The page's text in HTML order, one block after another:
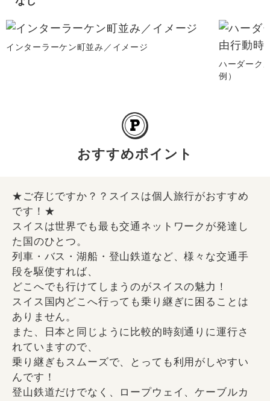
インターラーケン町並み／イメージ
ハーダーク
例）
おすすめポイント
★ご存じですか？？スイスは個人旅行がおすすめ
です！★
スイスは世界でも最も交通ネットワークが発達し
た国のひとつ。
列車・バス・湖船・登山鉄道など、様々な交通手
段を駆使すれば、
どこへでも行けてしまうのがスイスの魅力！
スイス国内どこへ行っても乗り継ぎに困ることは
ありません。
また、日本と同じように比較的時刻通りに運行さ
れていますので、
乗り継ぎもスムーズで、とっても利用がしやすい
んです！
登山鉄道だけでなく、ロープウェイ、ケーブルカ